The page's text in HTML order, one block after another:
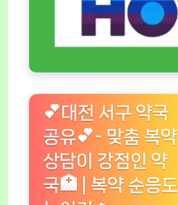
💕대전 서구 약국
공유💕- 맞춤 복약
상담이 강점인 약
국🏥 | 복약 순응도